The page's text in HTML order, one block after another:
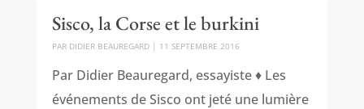
Sisco, la Corse et le burkini
PAR DIDIER BEAUREGARD| 11 SEPTEMBRE 2016
Par Didier Beauregard, essayiste ♦ Les
événements de Sisco ont jeté une lumière